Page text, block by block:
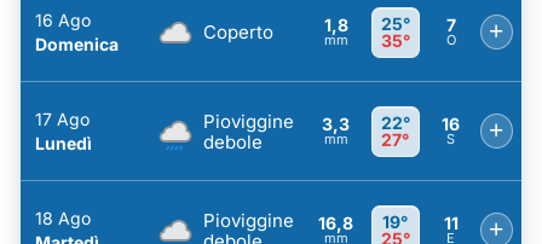
16 Ago
Domenica
Coperto 1,8
mm
25°
35°
7
O +
17 Ago
Lunedì
Pioviggine
debole
3,3
mm
22°
27°
16
S +
18 Ago
Pioviggine
16,8
mm
19°
25°
11
E +